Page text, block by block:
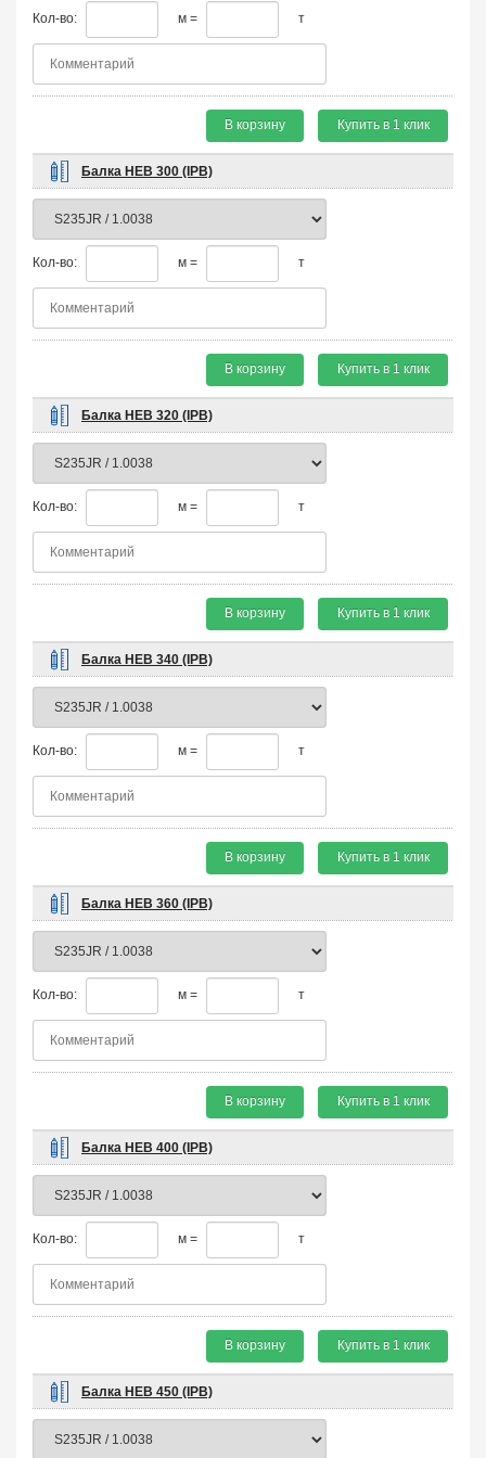
Кол-во: м = т
В корзину Купить в 1 клик
Балка HEB 300 (IPB)
Кол-во: м = т
В корзину Купить в 1 клик
Балка HEB 320 (IPB)
Кол-во: м = т
В корзину Купить в 1 клик
Балка HEB 340 (IPB)
Кол-во: м = т
В корзину Купить в 1 клик
Балка HEB 360 (IPB)
Кол-во: м = т
В корзину Купить в 1 клик
Балка HEB 400 (IPB)
Кол-во: м = т
В корзину Купить в 1 клик
Балка HEB 450 (IPB)